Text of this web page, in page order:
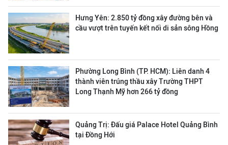
Hưng Yên: 2.850 tỷ đồng xây đường bên và
cầu vượt trên tuyến kết nối di sản sông Hồng
Phường Long Bình (TP. HCM): Liên danh 4
thành viên trúng thầu xây Trường THPT
Long Thạnh Mỹ hơn 266 tỷ đồng
Quảng Trị: Đấu giá Palace Hotel Quảng Bình
tại Đồng Hới